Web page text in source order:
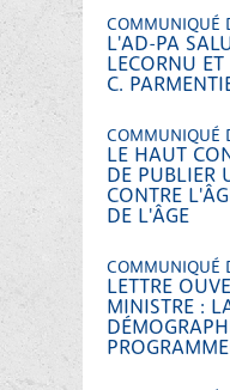
L'AD-PA
LECORNU
C.
LE HAUT
DE PUBLIER
CONTRE
DE L'ÂGE
LETTRE
MINISTRE :